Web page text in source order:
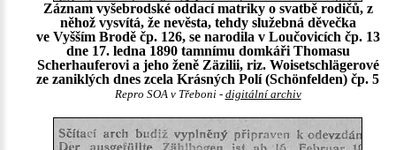
Záznam vyšebrodské oddací matriky o svatbě rodičů, z
něhož vysvítá, že nevěsta, tehdy služebná děvečka
ve Vyšším Brodě čp. 126, se narodila v Loučovicích čp. 13
dne 17. ledna 1890 tamnímu domkáři Thomasu
Scherhauferovi a jeho ženě Zäzilii, riz. Woisetschlägerové
ze zaniklých dnes zcela Krásných Polí (Schönfelden) čp. 5
Repro SOA v Třeboni - digitální archiv